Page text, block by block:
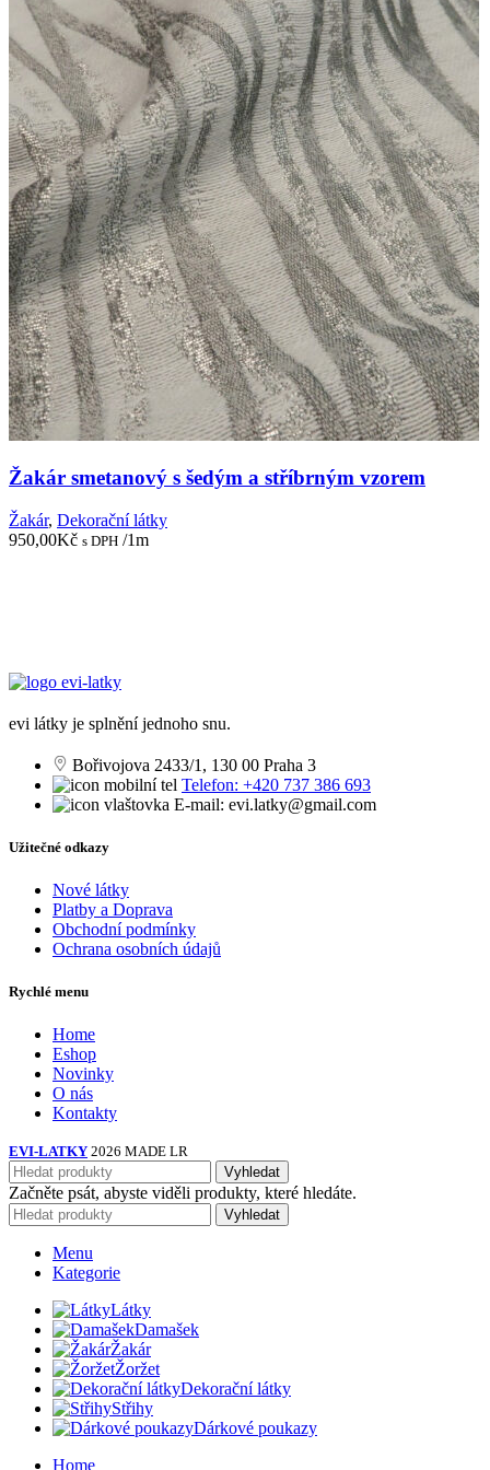
Žakár smetanový s šedým a stříbrným vzorem
Žakár, Dekorační látky
950,00Kč s DPH /1m
evi látky je splnění jednoho snu.
Bořivojova 2433/1, 130 00 Praha 3
Telefon: +420 737 386 693
E-mail: evi.latky@gmail.com
Užitečné odkazy
Nové látky
Platby a Doprava
Obchodní podmínky
Ochrana osobních údajů
Rychlé menu
Home
Eshop
Novinky
O nás
Kontakty
EVI-LATKY 2026 MADE LR
Vyhledat
Začněte psát, abyste viděli produkty, které hledáte.
Vyhledat
Menu
Kategorie
Látky
Damašek
Žakár
Žoržet
Dekorační látky
Střihy
Dárkové poukazy
Home